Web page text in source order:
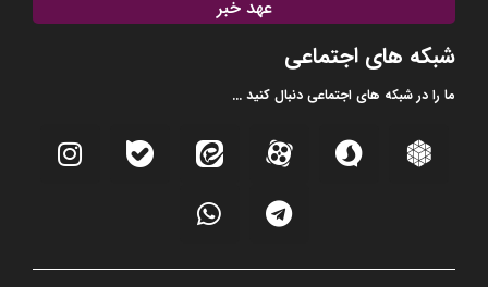
عهد خبر
شبکه های اجتماعی
ما را در شبکه های اجتماعی دنبال کنید ...